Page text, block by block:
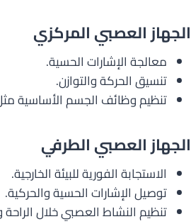
الجهاز العصبي المركزي
معالجة الإشارات الحسية.
تنسيق الحركة والتوازن.
تنظيم وظائف الجسم الأساسية
الجهاز العصبي الطرفي
الاستجابة الفورية للبيئة الخارجية.
توصيل الإشارات الحسية والحركية.
تنظيم النشاط العصبي خلال الراحة